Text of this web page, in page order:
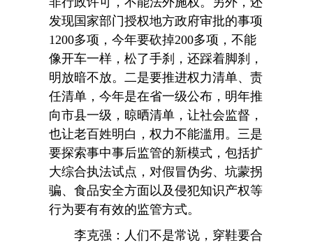
发现国家部门授权地方政府审批的事项
1200多项，今年要砍掉200多项，不能
像开车一样，松了手刹，还踩着脚刹，
明放暗不放。二是要推进权力清单、责
任清单，今年是在省一级公布，明年推
向市县一级，晾晒清单，让社会监督，
也让老百姓明白，权力不能滥用。三是
要探索事中事后监管的新模式，包括扩
大综合执法试点，对假冒伪劣、坑蒙拐
骗、食品安全方面以及侵犯知识产权等
行为要有有效的监管方式。
李克强：人们不是常说，穿鞋要合